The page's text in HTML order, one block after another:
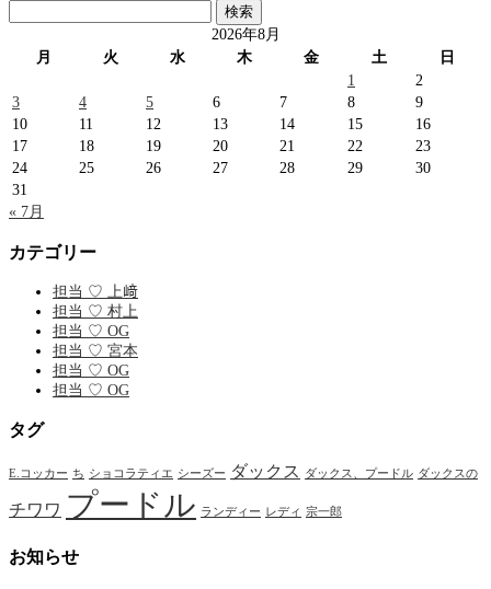
索:
2026年8月
月
火 水 木 金 土
日
1
2
3
4 5 6 7 8
9
10
11 12 13 14 15
16
17
18 19 20 21 22
23
24
25 26 27 28 29
30
31
« 7月
カテゴリー
担当 ♡ 上﨑
担当 ♡ 村上
担当 ♡ OG
担当 ♡ 宮本
担当 ♡ OG
担当 ♡ OG
タグ
E.コッカー ち ショコラティエ シーズー ダックス ダックス、プードル ダックスの
チワワ プードル ランディー レディ 宗一郎
お知らせ